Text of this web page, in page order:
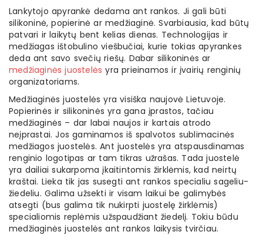
Lankytojo apyrankė dedama ant rankos. Ji gali būti
silikoninė, popierinė ar medžiaginė. Svarbiausia, kad būtų
patvari ir laikytų bent kelias dienas. Technologijas ir
medžiagas ištobulino viešbučiai, kurie tokias apyrankes
deda ant savo svečių riešų. Dabar silikoninės ar
medžiaginės juostelės yra prieinamos ir įvairių renginių
organizatoriams.
Medžiaginės juostelės yra visiška naujovė Lietuvoje.
Popierinės ir silikoninės yra gana įprastos, tačiau
medžiaginės – dar labai naujos ir kartais atrodo
neįprastai. Jos gaminamos iš spalvotos sublimacinės
medžiagos juostelės. Ant juostelės yra atspausdinamas
renginio logotipas ar tam tikras užrašas. Tada juostelė
yra dailiai sukarpoma įkaitintomis žirklėmis, kad neirtų
kraštai. Lieka tik jas susegti ant rankos specialiu sageliu-
žiedeliu. Galima užsekti ir visam laikui be galimybės
atsegti (bus galima tik nukirpti juostelę žirklėmis)
specialiomis replėmis užspaudžiant žiedelį. Tokiu būdu
medžiaginės juostelės ant rankos laikysis tvirčiau.